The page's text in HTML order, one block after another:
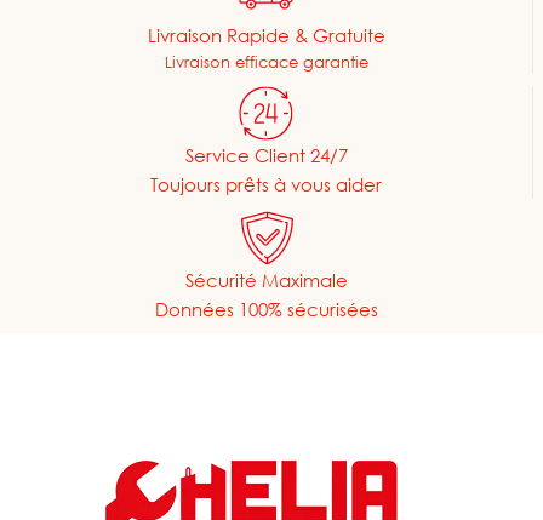
Livraison Rapide & Gratuite
Livraison efficace garantie
Service Client 24/7
Toujours prêts à vous aider
Sécurité Maximale
Données 100% sécurisées